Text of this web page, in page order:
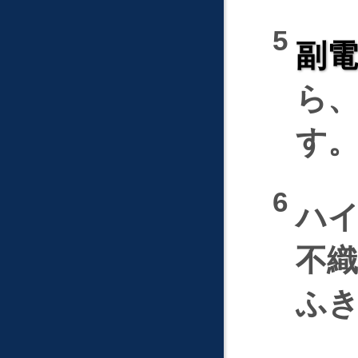
副
ら、
す。
ハ
不
ふ